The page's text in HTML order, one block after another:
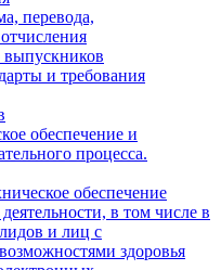
перевода,
выпускников
и требования
обеспечение и
процесса.
обеспечение
в том числе в
и лиц с
здоровья